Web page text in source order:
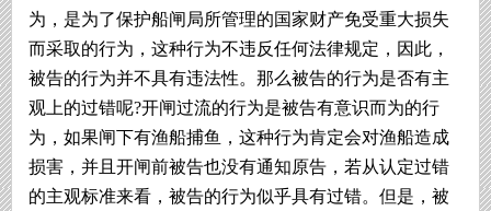
为，是为了保护船闸局所管理的国家财产免受重大损失
而采取的行为，这种行为不违反任何法律规定，因此，
被告的行为并不具有违法性。那么被告的行为是否有主
观上的过错呢?开闸过流的行为是被告有意识而为的行
为，如果闸下有渔船捕鱼，这种行为肯定会对渔船造成
损害，并且开闸前被告也没有通知原告，若从认定过错
的主观标准来看，被告的行为似乎具有过错。但是，被